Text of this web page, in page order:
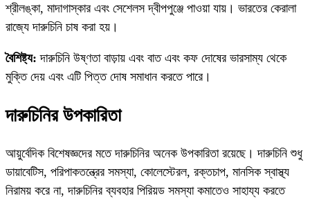
শ্রীলঙ্কা, মাদাগাস্কার এবং সেশেলস দ্বীপপুঞ্জে পাওয়া যায়। ভারতের কেরালা
রাজ্যে দারুচিনি চাষ করা হয়।
বৈশিষ্ট্য: দারুচিনি উষ্ণতা বাড়ায় এবং বাত এবং কফ দোষের ভারসাম্য থেকে
মুক্তি দেয় এবং এটি পিত্ত দোষ সমাধান করতে পারে।
দারুচিনির উপকারিতা
আয়ুর্বেদিক বিশেষজ্ঞদের মতে দারুচিনির অনেক উপকারিতা রয়েছে। দারুচিনি শুধু
ডায়াবেটিস, পরিপাকতন্ত্রের সমস্যা, কোলেস্টেরল, রক্তচাপ, মানসিক স্বাস্থ্য
নিরাময় করে না, দারুচিনির ব্যবহার পিরিয়ড সমস্যা কমাতেও সাহায্য করতে